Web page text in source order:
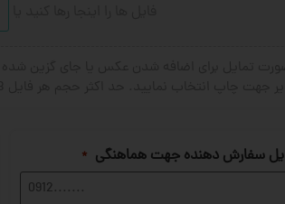
سفارش دهنده جهت هماهنگی *